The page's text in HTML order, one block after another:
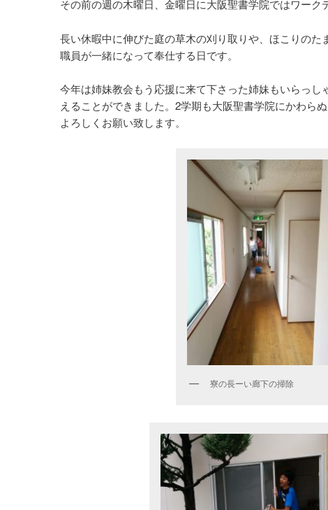
その前の週の木曜日、金曜日に大阪聖書学院ではワーク
長い休暇中に伸びた庭の草木の刈り取りや、ほこりのた
職員が一緒になって奉仕する日です。
今年は姉妹教会もう応援に来て下さった姉妹もいらっし
えることができました。2学期も大阪聖書学院にかわら
よろしくお願い致します。
寮の長ーい廊下の掃除